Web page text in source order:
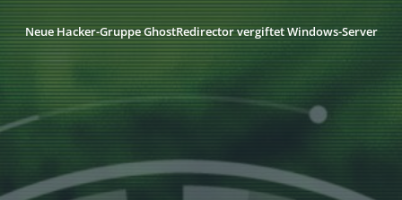
Neue Hacker-Gruppe GhostRedirector vergiftet Windows-Server